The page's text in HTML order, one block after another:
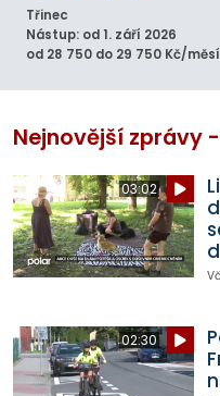
Třinec
Nástup: od 1. září 2026
od 28 750 do 29 750 Kč/
Nejnovější zprávy
03:02
02:30